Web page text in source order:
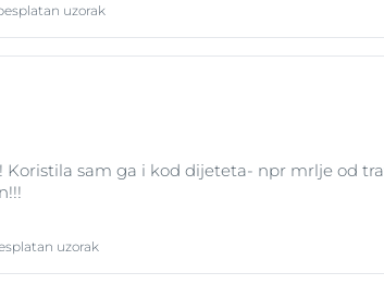
uzorak
sam ga i kod dijeteta- npr mrlje od
uzorak